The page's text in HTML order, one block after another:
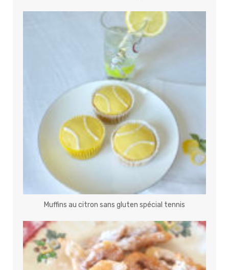
Muffins au citron sans gluten spécial tennis